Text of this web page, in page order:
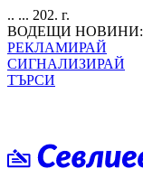
.. ... 202. г.
ВОДЕЩИ НОВИНИ:
РЕКЛАМИРАЙ
СИГНАЛИЗИРАЙ
ТЪРСИ